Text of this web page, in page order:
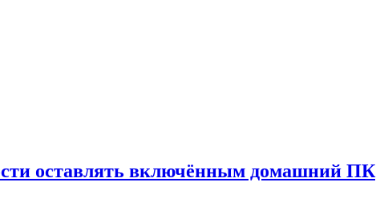
оставлять включённым домашний ПК